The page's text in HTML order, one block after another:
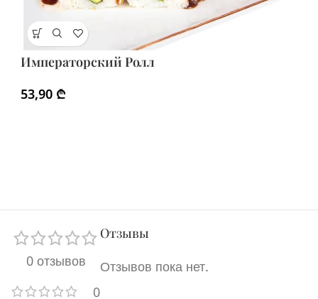
Императорский Ролл
53,90 ₾
0 отзывов
0
Отзывы
Отзывов пока нет.